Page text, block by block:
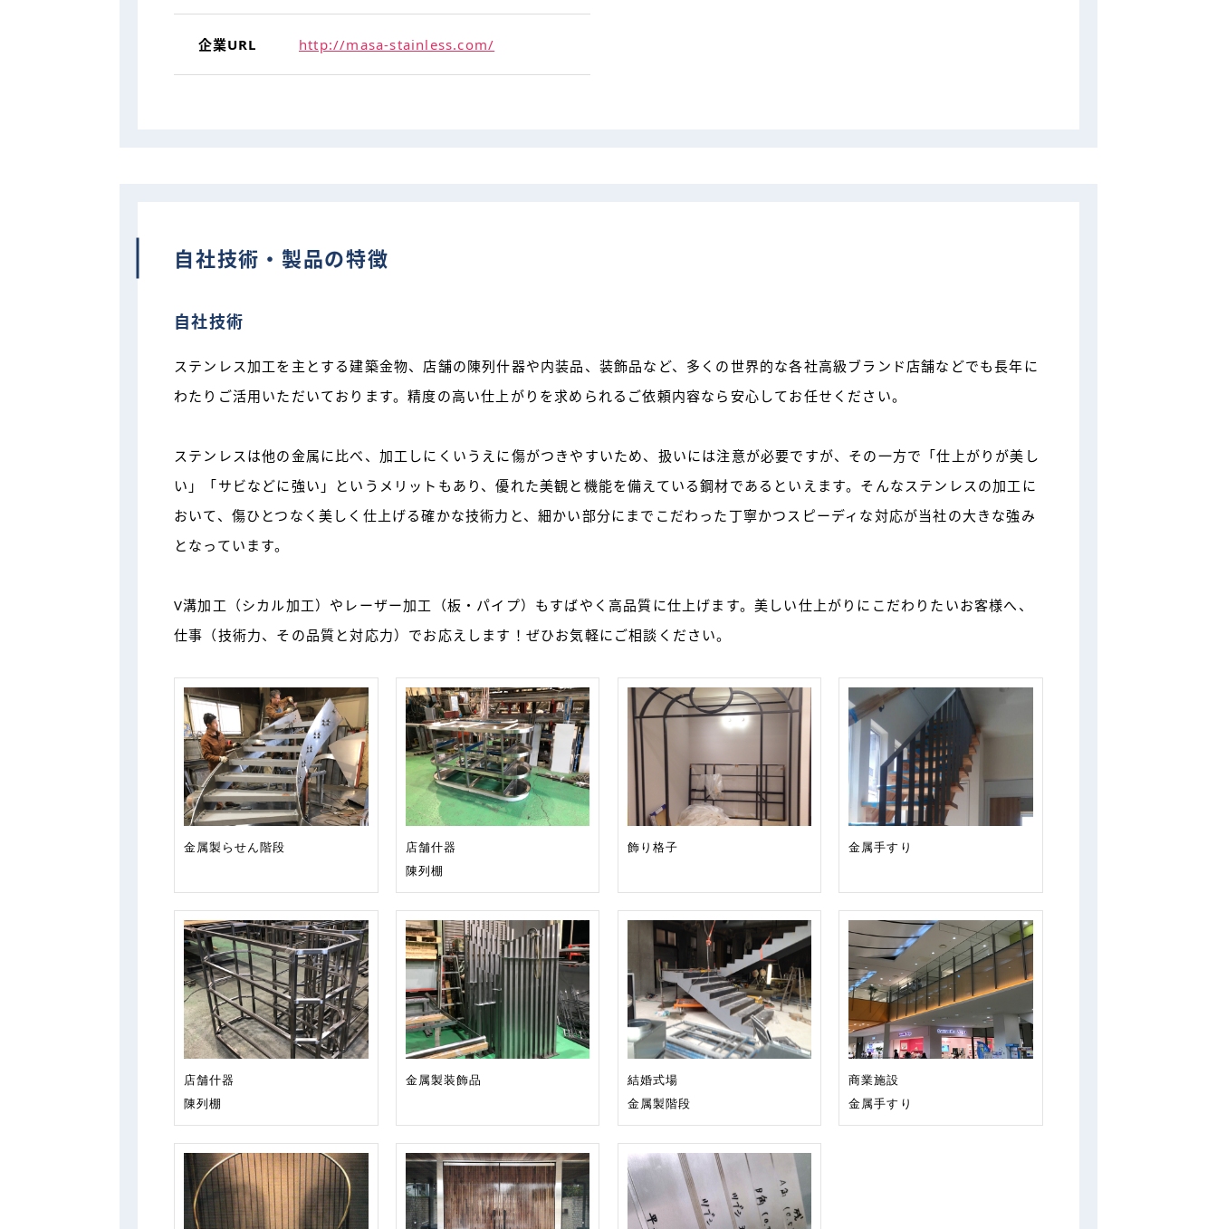
企業URL http://masa-stainless.com/
自社技術・製品の特徴
自社技術
ステンレス加工を主とする建築金物、店舗の陳列什器や内装品、装飾品など、多くの世界的な各社高級ブランド店舗などでも長年に
わたりご活用いただいております。精度の高い仕上がりを求められるご依頼内容なら安心してお任せください。
ステンレスは他の金属に比べ、加工しにくいうえに傷がつきやすいため、扱いには注意が必要ですが、その一方で「仕上がりが美し
い」「サビなどに強い」というメリットもあり、優れた美観と機能を備えている鋼材であるといえます。そんなステンレスの加工に
おいて、傷ひとつなく美しく仕上げる確かな技術力と、細かい部分にまでこだわった丁寧かつスピーディな対応が当社の大きな強み
となっています。
V溝加工（シカル加工）やレーザー加工（板・パイプ）もすばやく高品質に仕上げます。美しい仕上がりにこだわりたいお客様へ、
仕事（技術力、その品質と対応力）でお応えします！ぜひお気軽にご相談ください。
金属製らせん階段
店舗什器
陳列棚
飾り格子 金属手すり
店舗什器
陳列棚
金属製装飾品
結婚式場
金属製階段
商業施設
金属手すり